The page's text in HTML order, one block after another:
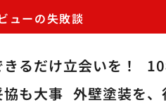
ューの失敗談
るだけ立会いを！
も大事 外壁塗装を